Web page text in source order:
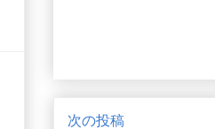
次の投稿